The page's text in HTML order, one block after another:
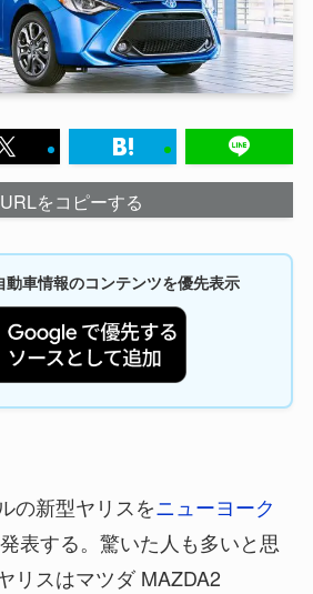
URLをコピーする
車情報のコンテンツを優先表示
の新型ヤリスをニューヨーク
表する。驚いた人も多いと思
リスはマツダ MAZDA2